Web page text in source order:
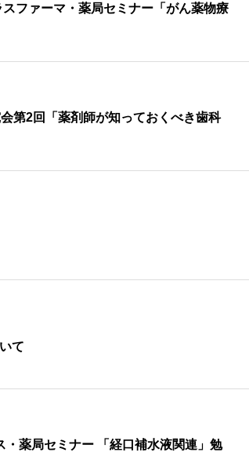
ファーマ・薬局セミナー「がん薬物療
第2回「薬剤師が知っておくべき歯科
て
薬局セミナー 「経口補水液関連」勉